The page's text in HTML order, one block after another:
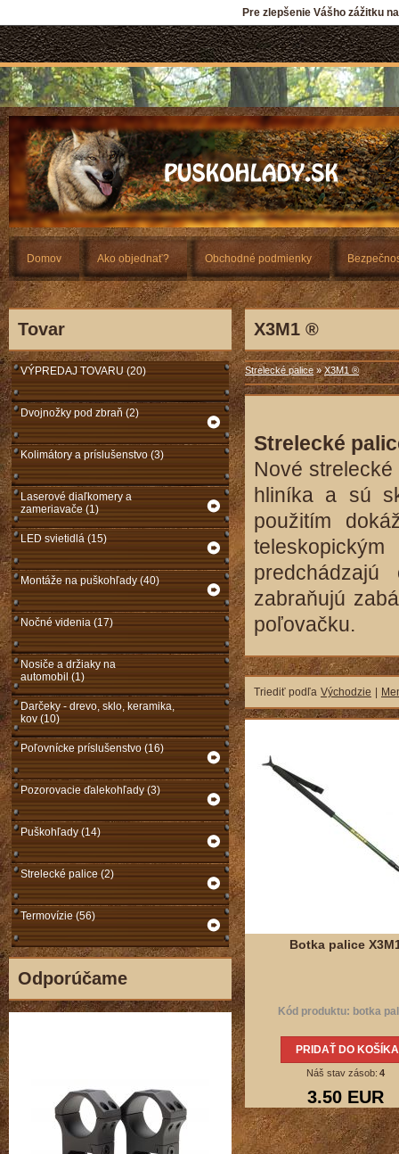
Pre zlepšenie Vášho zážitku
Domov Ako objednať? Obchodné podmienky
Tovar
VÝPREDAJ TOVARU (20)
Dvojnožky pod zbraň (2)
Kolimátory a príslušenstvo (3)
Laserové diaľkomery a
zameriavače (1)
LED svietidlá (15)
Montáže na puškohľady (40)
Nočné videnia (17)
Nosiče a držiaky na
automobil (1)
Darčeky - drevo, sklo, keramika,
kov (10)
Poľovnícke príslušenstvo (16)
Pozorovacie ďalekohľady (3)
Puškohľady (14)
Strelecké palice (2)
Termovízie (56)
Odporúčame
X3M1 ®
Strelecké palice»X3M1 ®
Strelecké
Nové
hliníka a sú
použitím
zabraňujú
poľovačku.
Triediť podľa Východzie
Botka palice
Kód produktu: botka
PRIDAŤ DO KOŠÍKA
Náš stav zásob: 4
3.50 EUR